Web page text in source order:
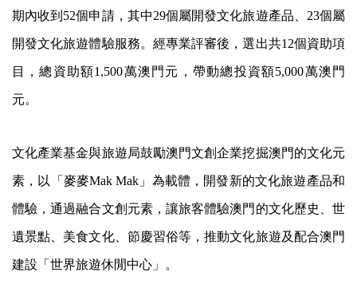
期內收到52個申請，其中29個屬開發文化旅遊產品、23個屬
開發文化旅遊體驗服務。經專業評審後，選出共12個資助項
目，總資助額1,500萬澳門元，帶動總投資額5,000萬澳門
元。
文化產業基金與旅遊局鼓勵澳門文創企業挖掘澳門的文化元
素，以「麥麥Mak Mak」為載體，開發新的文化旅遊產品和
體驗，通過融合文創元素，讓旅客體驗澳門的文化歷史、世
遺景點、美食文化、節慶習俗等，推動文化旅遊及配合澳門
建設「世界旅遊休閒中心」。